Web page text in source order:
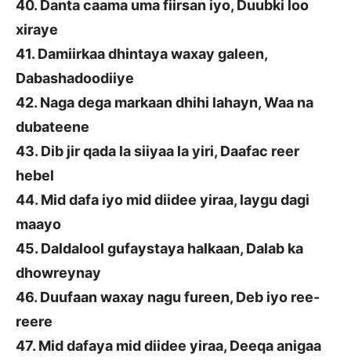
40. Danta caama uma fiirsan iyo, Duubki loo
xiraye
41. Damiirkaa dhintaya waxay galeen,
Dabashadoodiiye
42. Naga dega markaan dhihi lahayn, Waa na
dubateene
43. Dib jir qada la siiyaa la yiri, Daafac reer
hebel
44. Mid dafa iyo mid diidee yiraa, laygu dagi
maayo
45. Daldalool gufaystaya halkaan, Dalab ka
dhowreynay
46. Duufaan waxay nagu fureen, Deb iyo ree-
reere
47. Mid dafaya mid diidee yiraa, Deeqa anigaa